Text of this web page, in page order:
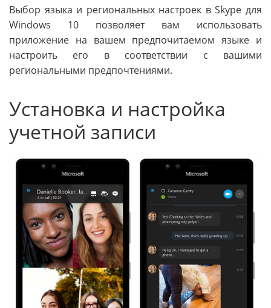
Выбор языка и региональных настроек в Skype для
Windows 10 позволяет вам использовать
приложение на вашем предпочитаемом языке и
настроить его в соответствии с вашими
региональными предпочтениями.
Установка и настройка
учетной записи